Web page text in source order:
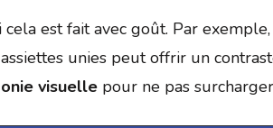
est fait avec goût. Par
unies peut offrir un
visuelle pour ne pas